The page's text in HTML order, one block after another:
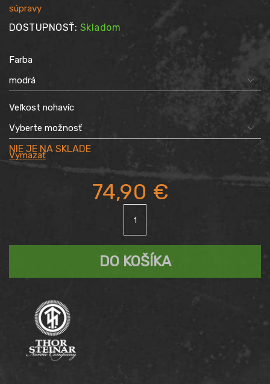
súpravy
DOSTUPNOSŤ: Skladom
Farba
Veľkost nohavíc
Vymazať
74,90 €
Tepláky
STEINAR
DO KOŠÍKA